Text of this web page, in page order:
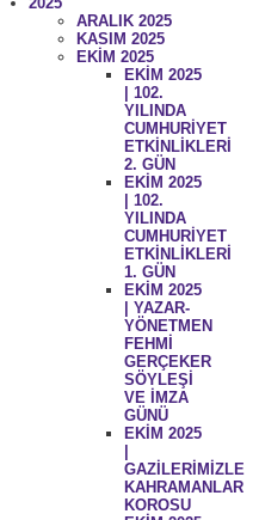
ARALIK 2025
KASIM 2025
EKİM 2025
EKİM 2025
| 102.
YILINDA
CUMHURİYET
ETKİNLİKLERİ
2. GÜN
EKİM 2025
| 102.
YILINDA
CUMHURİYET
ETKİNLİKLERİ
1. GÜN
EKİM 2025
| YAZAR-
YÖNETMEN
FEHMİ
GERÇEKER
SÖYLEŞİ
VE İMZA
GÜNÜ
EKİM 2025
GAZİLERİMİZLE
KAHRAMANLAR
KOROSU